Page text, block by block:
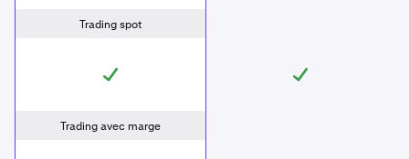
Trading spot
Trading avec marge